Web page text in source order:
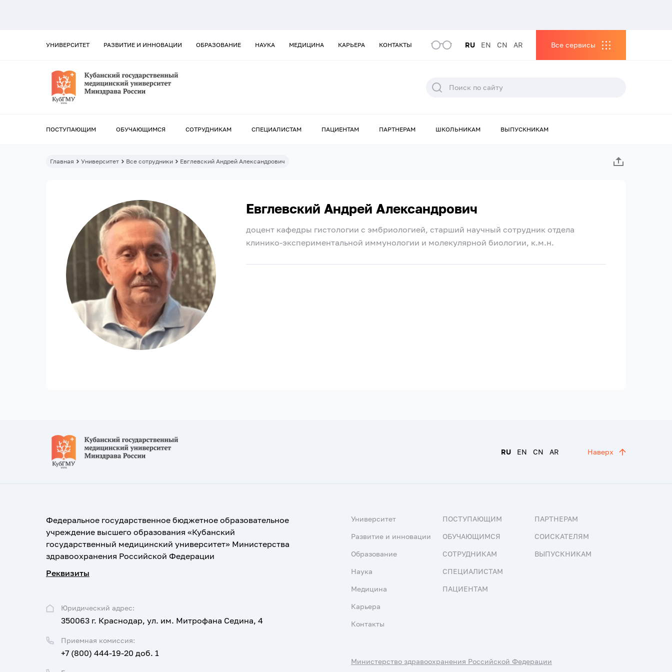
УНИВЕРСИТЕТ РАЗВИТИЕ И ИННОВАЦИИ ОБРАЗОВАНИЕ НАУКА МЕДИЦИНА КАРЬЕРА КОНТАКТЫ RU EN CN AR Все сервисы
ПОСТУПАЮЩИМ ОБУЧАЮЩИМСЯ СОТРУДНИКАМ СПЕЦИАЛИСТАМ ПАЦИЕНТАМ ПАРТНЕРАМ ШКОЛЬНИКАМ ВЫПУСКНИКАМ
Главная Университет Все сотрудники Евглевский Андрей Александрович
Евглевский Андрей Александрович
доцент кафедры гистологии с эмбриологией, старший научный сотрудник отдела
клинико-экспериментальной иммунологии и молекулярной биологии, к.м.н.
RU EN CN AR Наверх
Федеральное государственное бюджетное образовательное
учреждение высшего образования «Кубанский
государственный медицинский университет» Министерства
здравоохранения Российской Федерации
Реквизиты
Юридический адрес:
350063 г. Краснодар, ул. им. Митрофана Седина, 4
Приемная комиссия:
+7 (800) 444-19-20 доб. 1
Университет
Развитие и инновации
Образование
Наука
Медицина
Карьера
Контакты
ПОСТУПАЮЩИМ
ОБУЧАЮЩИМСЯ
СОТРУДНИКАМ
СПЕЦИАЛИСТАМ
ПАЦИЕНТАМ
ПАРТНЕРАМ
СОИСКАТЕЛЯМ
ВЫПУСКНИКАМ
Министерство здравоохранения Российской Федерации